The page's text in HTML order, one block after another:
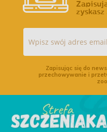
zyskasz
Zapisując się do
przechowywanie i